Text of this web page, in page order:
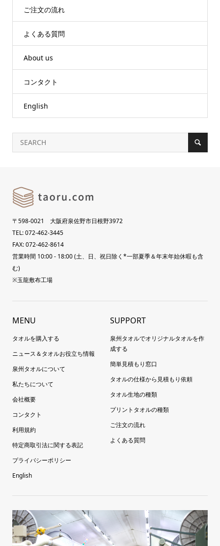
ご注文の流れ
よくある質問
About us
コンタクト
English
〒598-0021 大阪府泉佐野市日根野3972
TEL: 072-462-3445
FAX: 072-462-8614
営業時間 10:00 - 18:00 (土、日、祝日除く*一部夏季＆年末年始休暇も含
む)
※玉龍敷布工場
MENU
タオルを購入する
ニュース＆タオルお役立ち情報
泉州タオルについて
私たちについて
会社概要
コンタクト
利用規約
特定商取引法に関する表記
プライバシーポリシー
English
SUPPORT
泉州タオルでオリジナルタオルを作
成する
簡単見積もり窓口
タオルの仕様から見積もり依頼
タオル生地の種類
プリントタオルの種類
ご注文の流れ
よくある質問